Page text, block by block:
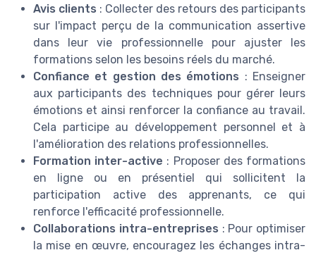
Avis clients : Collecter des retours des participants
sur l'impact perçu de la communication assertive
dans leur vie professionnelle pour ajuster les
formations selon les besoins réels du marché.
Confiance et gestion des émotions : Enseigner
aux participants des techniques pour gérer leurs
émotions et ainsi renforcer la confiance au travail.
Cela participe au développement personnel et à
l'amélioration des relations professionnelles.
Formation inter-active : Proposer des formations
en ligne ou en présentiel qui sollicitent la
participation active des apprenants, ce qui
renforce l'efficacité professionnelle.
Collaborations intra-entreprises : Pour optimiser
la mise en œuvre, encouragez les échanges intra-